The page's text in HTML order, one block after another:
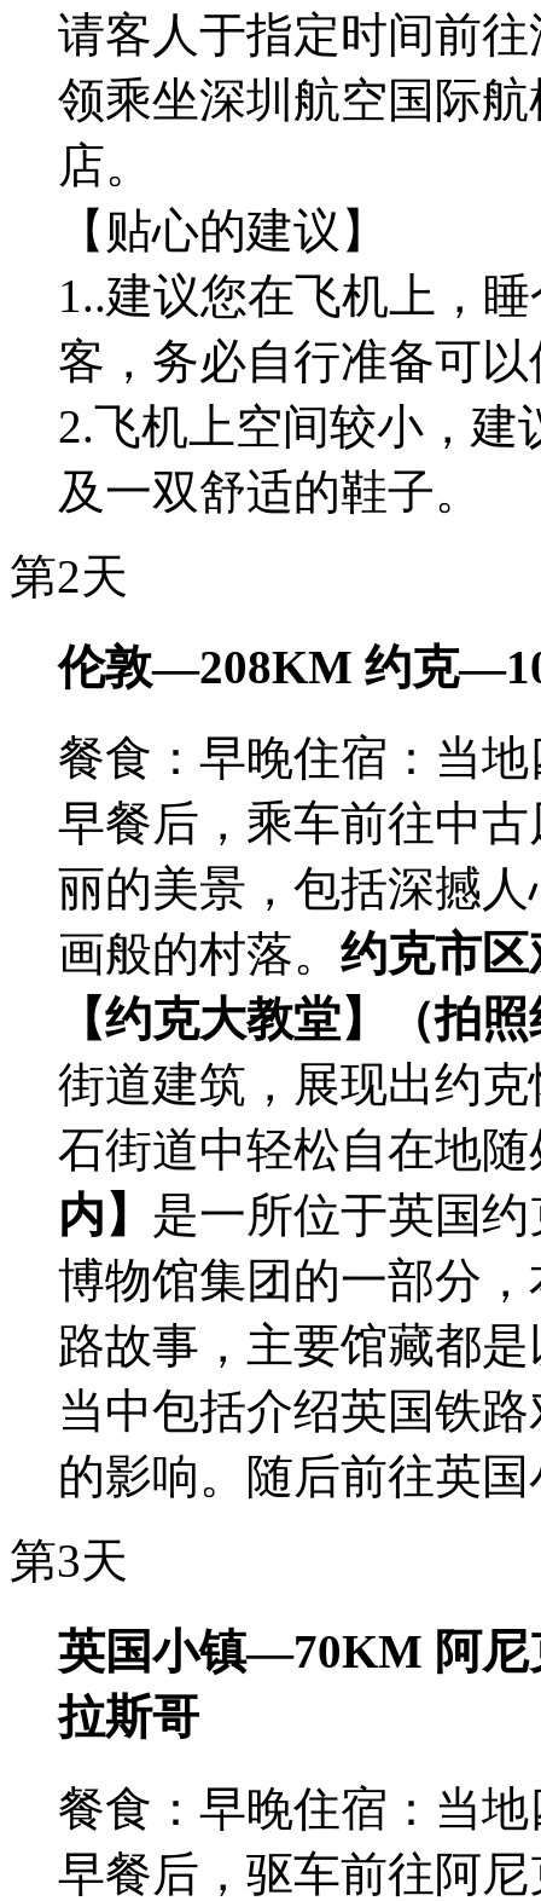
请客人于指定时间前
领乘坐深圳航空国际
店。
【贴心的建议】
1..建议您在飞机上，
客，务必自行准备可
2.飞机上空间较小，
及一双舒适的鞋子。
第2天
伦敦—208KM 约克
餐食：早晚住宿：当
早餐后，乘车前往中
丽的美景，包括深撼
画般的村落。 约克市区
【约克大教堂】（拍
街道建筑，展现出约
石街道中轻松自在地
内】 是一所位于英国
博物馆集团的一部分
路故事，主要馆藏都
当中包括介绍英国铁
的影响。随后前往英
第3天
英国小镇—70KM 阿
拉斯哥
餐食：早晚住宿：当
早餐后，驱车前往阿